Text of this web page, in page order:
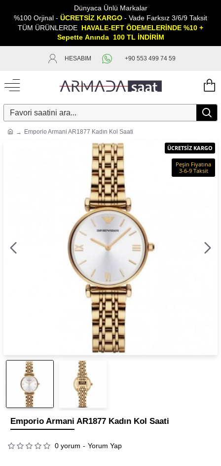
Dünyaca Ünlü Markalar
%100 Orjinal - ÜCRETSİZ KARGO - Vade Farksız 3/6/9 Taksit
TÜM ÜRÜNLERDE HAVALE-EFT ÖDEMELERİNDE %10 +
Sepette Anında 100 TL İNDİRİM
HESABIM +90 553 499 74 59
Emporio Armani AR1877 Kadın Kol Saati
ÜCRETSİZ KARGO
Peşin Fiyatına
3-6-9 Taksit
Emporio Armani AR1877 Kadın Kol Saati
0 yorum - Yorum Yap